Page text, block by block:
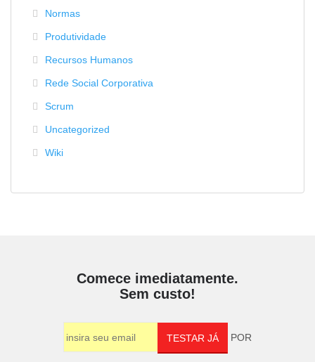
Normas
Produtividade
Recursos Humanos
Rede Social Corporativa
Scrum
Uncategorized
Wiki
Comece imediatamente.
Sem custo!
TESTAR JÁ POR